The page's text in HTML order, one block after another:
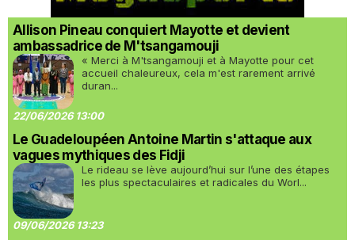
Allison Pineau conquiert Mayotte et devient
ambassadrice de M'tsangamouji
« Merci à M'tsangamouji et à Mayotte pour cet
accueil chaleureux, cela m'est rarement arrivé
duran...
22/06/2026 13:00
Le Guadeloupéen Antoine Martin s'attaque aux
vagues mythiques des Fidji
Le rideau se lève aujourd’hui sur l’une des étapes
les plus spectaculaires et radicales du Worl...
09/06/2026 13:23